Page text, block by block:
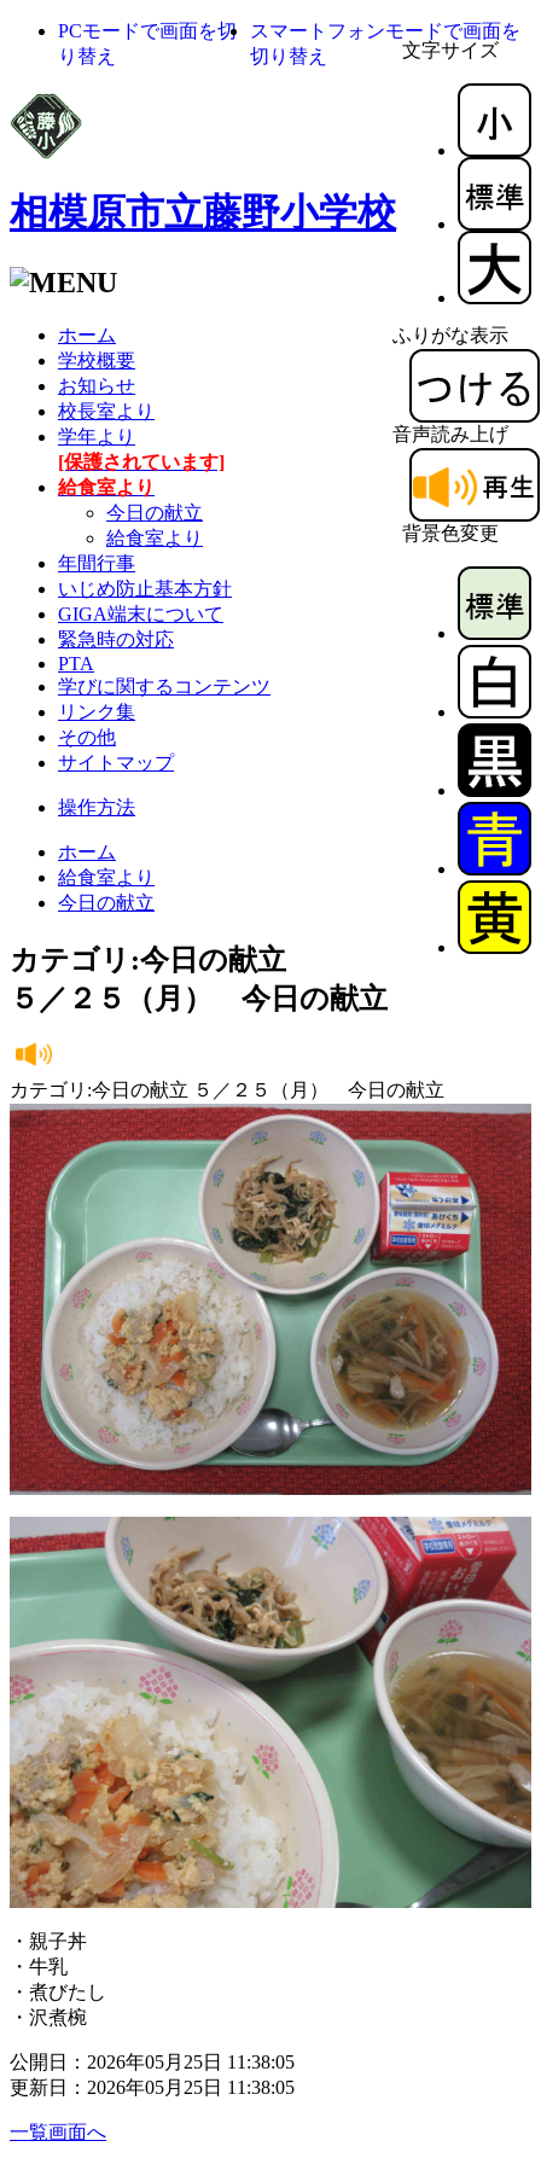
文字サイズ
ふりがな表示
音声読み上げ
背景色変更
PCモードで画面を切
り替え
スマートフォンモードで画面を
切り替え
相模原市立藤野小学校
ホーム
学校概要
お知らせ
校長室より
学年より
[保護されています]
給食室より
今日の献立
給食室より
年間行事
いじめ防止基本方針
GIGA端末について
緊急時の対応
PTA
学びに関するコンテンツ
リンク集
その他
サイトマップ
操作方法
ホーム
給食室より
今日の献立
カテゴリ:今日の献立
５／２５（月） 今日の献立
カテゴリ:今日の献立 ５／２５（月） 今日の献立
・親子丼
・牛乳
・煮びたし
・沢煮椀
公開日：2026年05月25日 11:38:05
更新日：2026年05月25日 11:38:05
一覧画面へ